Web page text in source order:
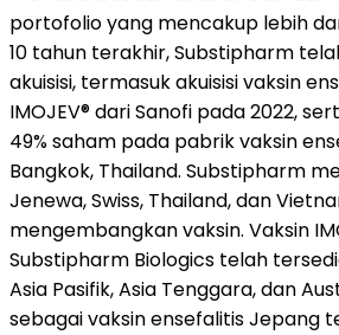
portofolio yang mencakup lebih
10 tahun terakhir, Substipharm
akuisisi, termasuk akuisisi vaksin
IMOJEV® dari Sanofi pada 2022,
49% saham pada pabrik vaksin
Bangkok, Thailand. Substipharm
Jenewa, Swiss, Thailand, dan
mengembangkan vaksin. Vaksin
Substipharm Biologics telah
Asia Pasifik, Asia Tenggara, dan
sebagai vaksin ensefalitis Jepang